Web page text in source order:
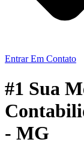
Entrar Em Contato
#1 Sua
- MG